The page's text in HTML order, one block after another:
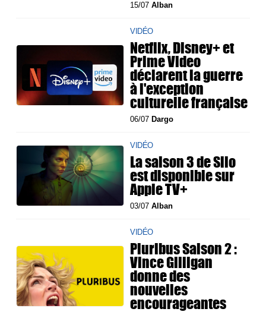
15/07Alban
VIDÉO
Netflix, Disney+ et
Prime Video
déclarent la guerre
à l'exception
culturelle française
06/07 Dargo
VIDÉO
La saison 3 de Silo
est disponible sur
Apple TV+
03/07Alban
VIDÉO
Pluribus Saison 2 :
Vince Gilligan
donne des
nouvelles
encourageantes